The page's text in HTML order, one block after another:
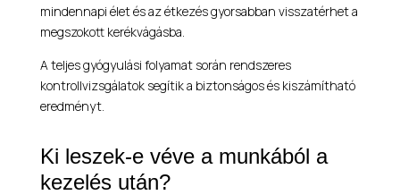
mindennapi élet és az étkezés gyorsabban visszatérhet a
megszokott kerékvágásba.
A teljes gyógyulási folyamat során rendszeres
kontrollvizsgálatok segítik a biztonságos és kiszámítható
eredményt.
Ki leszek-e véve a munkából a
kezelés után?